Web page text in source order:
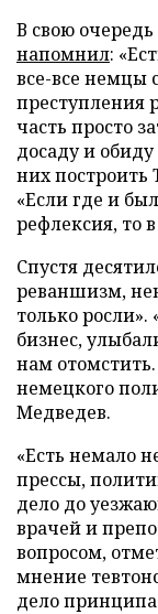
В свою
напомнил:
все-все немцы
преступления
часть просто
досаду и обиду
них построить
«Если где и
рефлексия, то
Спустя
реваншизм,
только
бизнес,
нам
немецкого
Медведев.
«Есть немало
прессы,
дело до
врачей и
вопросом,
мнение
дело